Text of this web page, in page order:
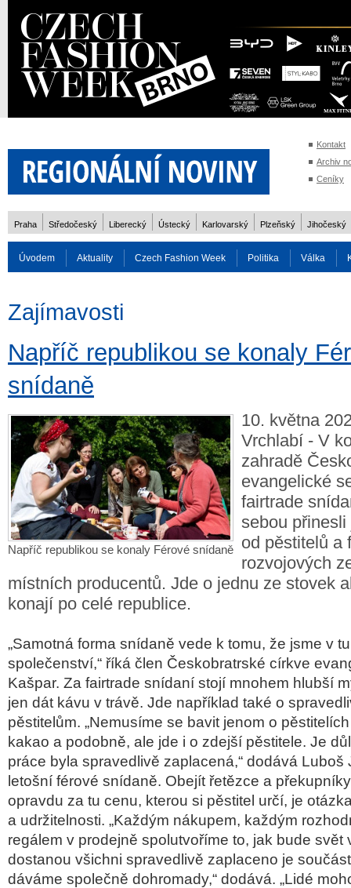
Kontakt
Archiv
Ceníky
Praha Středočeský Liberecký Ústecký Karlovarský Plzeňský Jihočeský
Úvodem Aktuality Czech Fashion Week Politika Válka
Rozhovory
Zajímavosti
Napříč republikou se konaly
snídaně
Napříč republikou se konaly Férové snídaně
10. května
Vrchlabí - V
zahradě
evangelické
fairtrade
sebou
od pěstitelů a
rozvojových
místních producentů. Jde o jednu ze stovek
konají po celé republice.
„Samotná forma snídaně vede k tomu, že jsme v
společenství,“ říká člen Českobratrské církve
Kašpar. Za fairtrade snídaní stojí mnohem hlubší
jen dát kávu v trávě. Jde například také o
pěstitelům. „Nemusíme se bavit jenom o
kakao a podobně, ale jde i o zdejší pěstitele. Je
práce byla spravedlivě zaplacená,“ dodává Luboš
letošní férové snídaně. Obejít řetězce a
opravdu za tu cenu, kterou si pěstitel určí, je
a udržitelnosti. „Každým nákupem, každým
regálem v prodejně spolutvoříme to, jak bude svět
dostanou všichni spravedlivě zaplaceno je
dáváme společně dohromady,“ dodává. „Lidé